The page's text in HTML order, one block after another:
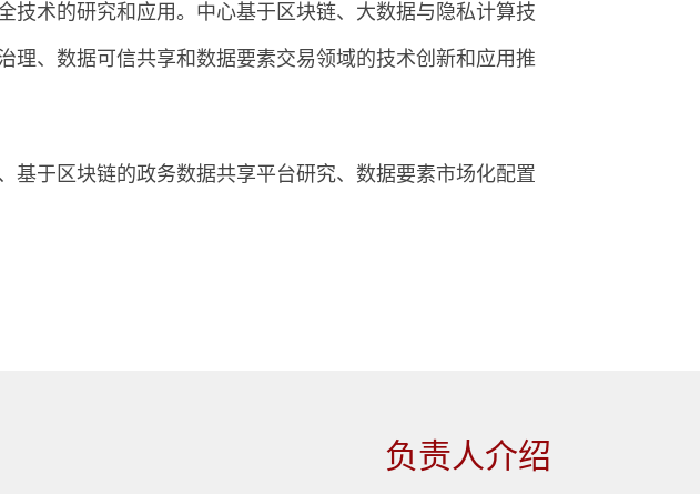
技术的研究和应用。中心基于区块链、大数据与隐私计算技
理、数据可信共享和数据要素交易领域的技术创新和应用推
基于区块链的政务数据共享平台研究、数据要素市场化配置
负责人介绍